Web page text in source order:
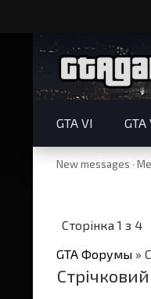
GTA VI GTA
New messages ·
Сторінка 1 з 4
GTA Форумы »